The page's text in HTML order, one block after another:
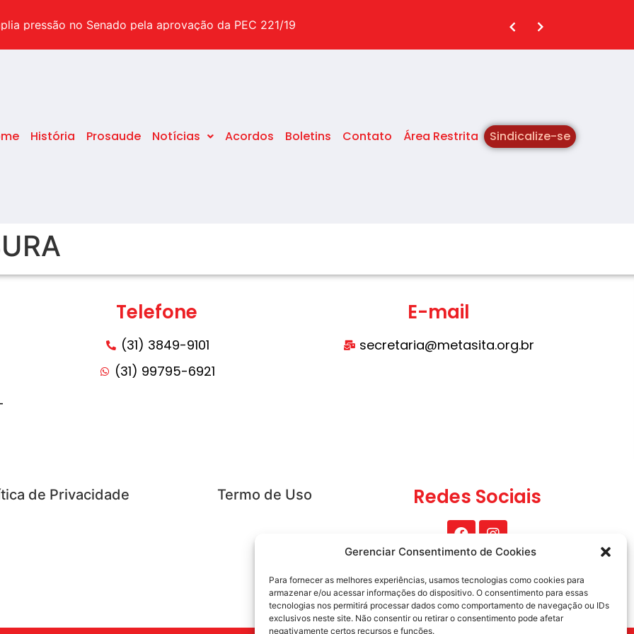
Gerenciar Consentimento de Cookies
Para fornecer as melhores experiências, usamos tecnologias como cookies para
armazenar e/ou acessar informações do dispositivo. O consentimento para essas
tecnologias nos permitirá processar dados como comportamento de navegação ou IDs
exclusivos neste site. Não consentir ou retirar o consentimento pode afetar
negativamente certos recursos e funções.
dúvidas sobre o tema
pressão no Senado pela aprovação da PEC 221/19
após o STF decidir pelo fim da idade mínima
História Prosaude Notícias Acordos Boletins Contato Área Restrita Sindicalize-se
Telefone
(31) 3849-9101
(31) 99795-6921
E-mail
secretaria@metasita.org.br
de Privacidade Termo de Uso Redes Sociais